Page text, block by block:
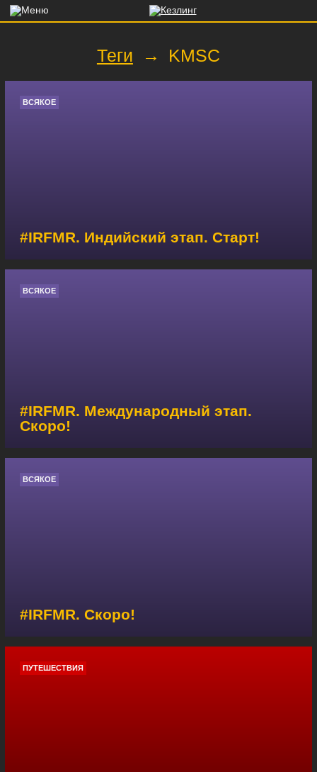
Теги → KMSC
ВСЯКОЕ
#IRFMR. Индийский этап. Старт!
ВСЯКОЕ
#IRFMR. Международный этап.
Скоро!
ВСЯКОЕ
#IRFMR. Скоро!
ПУТЕШЕСТВИЯ